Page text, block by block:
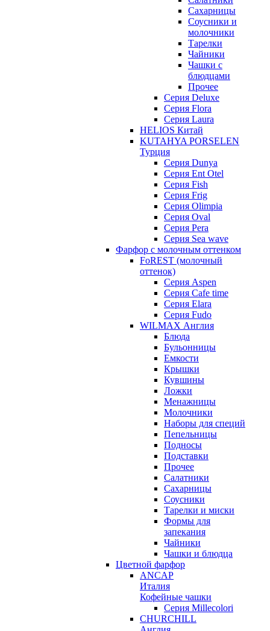
Сахарницы
Соусники и
молочники
Тарелки
Чайники
Чашки с
блюдцами
Прочее
Серия Deluxe
Серия Flora
Серия Laura
HELIOS Китай
KUTAHYA PORSELEN
Турция
Серия Dunya
Серия Ent Otel
Серия Fish
Серия Frig
Серия Olimpia
Серия Oval
Серия Pera
Серия Sea wave
Фарфор с молочным оттенком
FoREST (молочный
оттенок)
Серия Aspen
Серия Cafe time
Серия Elara
Серия Fudo
WILMAX Англия
Блюда
Бульонницы
Емкости
Крышки
Кувшины
Ложки
Менажницы
Молочники
Наборы для специй
Пепельницы
Подносы
Подставки
Прочее
Салатники
Сахарницы
Соусники
Тарелки и миски
Формы для
запекания
Чайники
Чашки и блюдца
Цветной фарфор
ANCAP
Италия
Кофейные чашки
Серия Millecolori
CHURCHILL